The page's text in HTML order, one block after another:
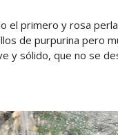
el primero y rosa
de purpurina pero
y sólido, que no se